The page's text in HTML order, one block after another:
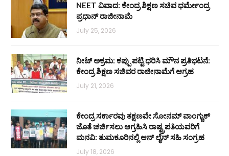
NEET ವಿವಾದ: ಕೇಂದ್ರ ಶಿಕ್ಷಣ ಸಚಿವ ಧರ್ಮೇಂದ್ರ
ಪ್ರಧಾನ್ ರಾಜೀನಾಮೆ
July 25, 2026
ನೀಟ್ ಅಕ್ರಮ: ಕಪ್ಪು ಪಟ್ಟಿ ಧರಿಸಿ ಮೌನ ಪ್ರತಿಭಟನೆ:
ಕೇಂದ್ರ ಶಿಕ್ಷಣ ಸಚಿವರ ರಾಜೀನಾಮೆಗೆ ಆಗ್ರಹ
July 21, 2026
ಕೇಂದ್ರ ಸರ್ಕಾರವು ತಕ್ಷಣವೇ ಸೋನಮ್ ವಾಂಗ್ಚುಕ್
ಜೊತೆ ಚರ್ಚಿಸಲು ಆಗ್ರಹಿಸಿ ರಾಷ್ಟ್ರಪತಿಯವರಿಗೆ
ಮನವಿ: ತುಮಕೂರಿನಲ್ಲಿ ಆನ್‌ ಲೈನ್ ಸಹಿ ಸಂಗ್ರಹ
July 18, 2026